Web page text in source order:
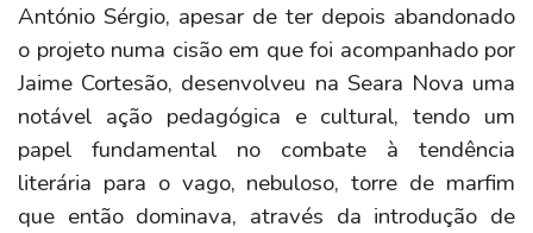
António Sérgio, apesar de ter depois abandonado
o projeto numa cisão em que foi acompanhado por
Jaime Cortesão, desenvolveu na Seara Nova uma
notável ação pedagógica e cultural, tendo um
papel fundamental no combate à tendência
literária para o vago, nebuloso, torre de marfim
que então dominava, através da introdução de